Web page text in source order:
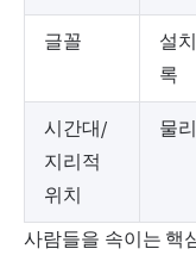
글꼴
설
록
시간대/
지리적
위치
물
사람들을 속이는 핵